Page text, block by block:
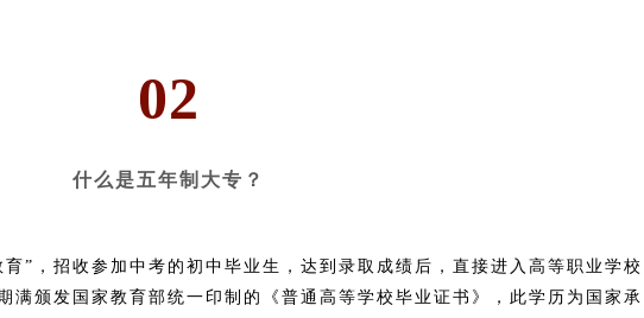
02
什么是五年制大专？
”，招收参加中考的初中毕业生，达到录取成绩后，直接进入高等职业学校
满颁发国家教育部统一印制的《普通高等学校毕业证书》，此学历为国家承